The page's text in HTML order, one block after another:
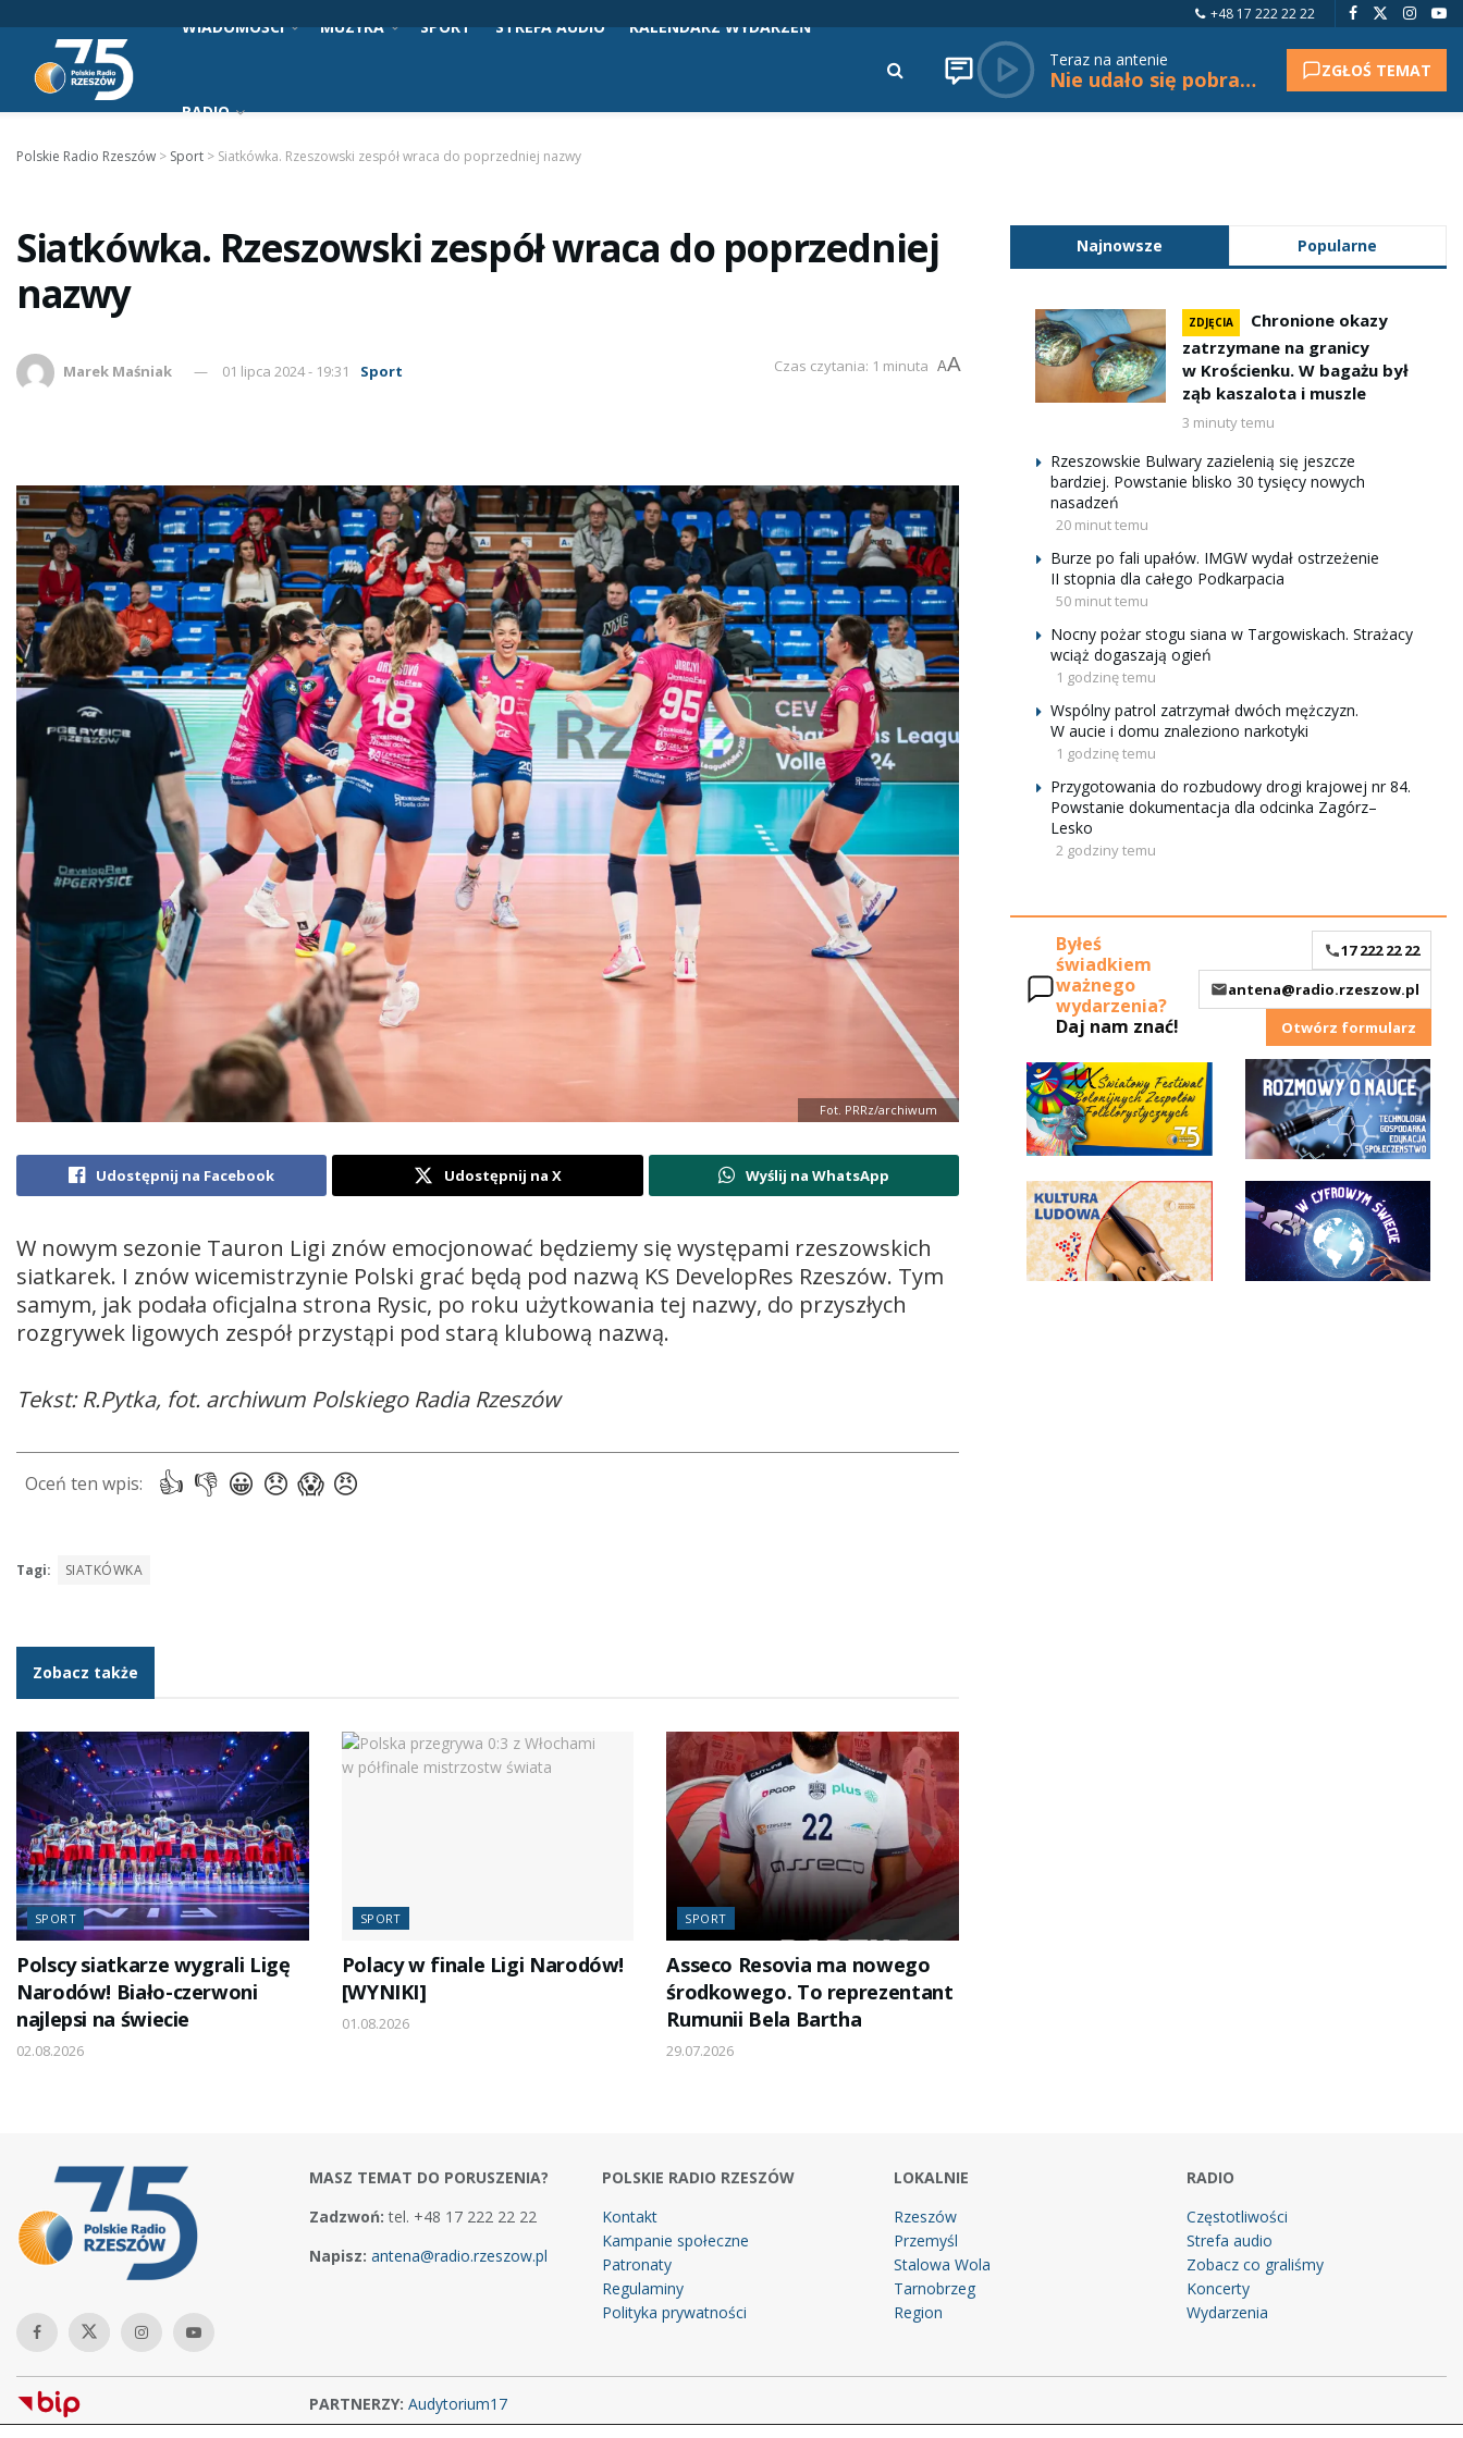
+48 17 222 22 22
WIADOMOŚCI MUZYKA SPORT STREFA AUDIO KALENDARZ WYDARZEŃ
RADIO
Teraz na antenie
Nie udało się pobrać tytułu. ZGŁOŚ TEMAT
Polskie Radio Rzeszów > Sport > Siatkówka. Rzeszowski zespół wraca do poprzedniej nazwy
Siatkówka. Rzeszowski zespół wraca do poprzedniej
nazwy
Marek Maśniak 01 lipca 2024 - 19:31 Sport Czas czytania: 1 minuta AA
Fot. PRRz/archiwum
Udostępnij na Facebook Udostępnij na X Wyślij na WhatsApp
W nowym sezonie Tauron Ligi znów emocjonować będziemy się występami rzeszowskich
siatkarek. I znów wicemistrzynie Polski grać będą pod nazwą KS DevelopRes Rzeszów. Tym
samym, jak podała oficjalna strona Rysic, po roku użytkowania tej nazwy, do przyszłych
rozgrywek ligowych zespół przystąpi pod starą klubową nazwą.
Tekst: R.Pytka, fot. archiwum Polskiego Radia Rzeszów
Tagi: SIATKÓWKA
Zobacz także
SPORT
Polscy siatkarze wygrali Ligę
Narodów! Biało-czerwoni
najlepsi na świecie
02.08.2026
SPORT
Polacy w finale Ligi Narodów!
[WYNIKI]
01.08.2026
SPORT
Asseco Resovia ma nowego
środkowego. To reprezentant
Rumunii Bela Bartha
29.07.2026
Najnowsze Popularne
ZDJĘCIA
Chronione okazy
zatrzymane na granicy
w Krościenku. W bagażu był
ząb kaszalota i muszle
3 minuty temu
Rzeszowskie Bulwary zazielenią się jeszcze
bardziej. Powstanie blisko 30 tysięcy nowych
nasadzeń
20 minut temu
Burze po fali upałów. IMGW wydał ostrzeżenie
II stopnia dla całego Podkarpacia
50 minut temu
Nocny pożar stogu siana w Targowiskach. Strażacy
wciąż dogaszają ogień
1 godzinę temu
Wspólny patrol zatrzymał dwóch mężczyzn.
W aucie i domu znaleziono narkotyki
1 godzinę temu
Przygotowania do rozbudowy drogi krajowej nr 84.
Powstanie dokumentacja dla odcinka Zagórz–
Lesko
2 godziny temu
Byłeś
świadkiem
ważnego
wydarzenia?
Daj nam znać!
17 222 22 22
antena@radio.rzeszow.pl
Otwórz formularz
MASZ TEMAT DO PORUSZENIA?
Zadzwoń: tel. +48 17 222 22 22
Napisz: antena@radio.rzeszow.pl
POLSKIE RADIO RZESZÓW
Kontakt
Kampanie społeczne
Patronaty
Regulaminy
Polityka prywatności
LOKALNIE
Rzeszów
Przemyśl
Stalowa Wola
Tarnobrzeg
Region
RADIO
Częstotliwości
Strefa audio
Zobacz co graliśmy
Koncerty
Wydarzenia
PARTNERZY: Audytorium17